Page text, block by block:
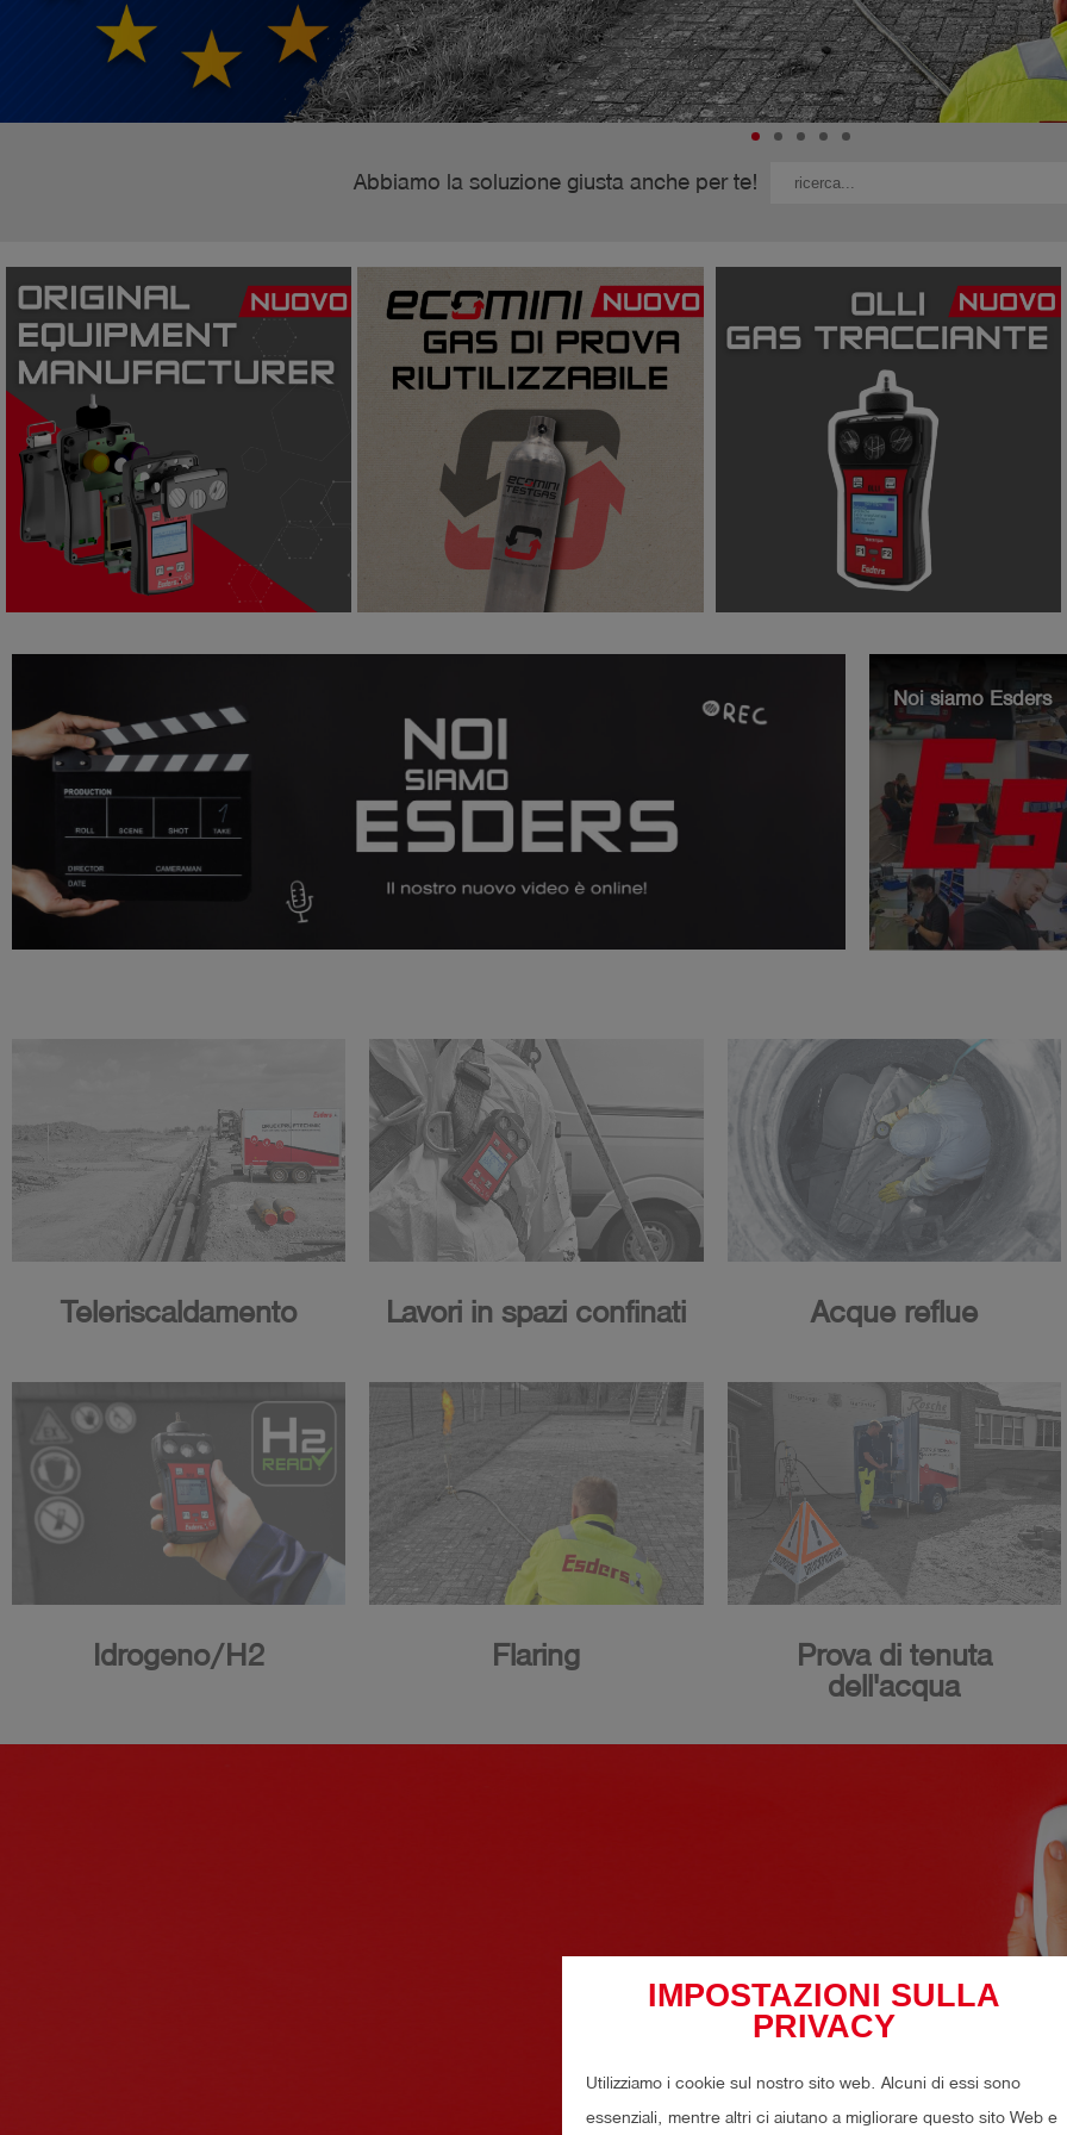
IMPOSTAZIONI SULLA
PRIVACY
Utilizziamo i cookie sul nostro sito web. Alcuni di essi sono
essenziali, mentre altri ci aiutano a migliorare questo sito Web e
Pi NOTE è un software GIS che propone un modo pratico e semplice per raccogliere,
generati nel corso dell'ispezione dei tubi del gas sotterranei in conformità con la norma
Maggiori informazioni
Abbiamo la soluzione giusta anche per te!
Noi siamo Esders
Teleriscaldamento Lavori in spazi confinati Acque reflue
Idrogeno/H2 Flaring
Prova di tenuta
dell'acqua